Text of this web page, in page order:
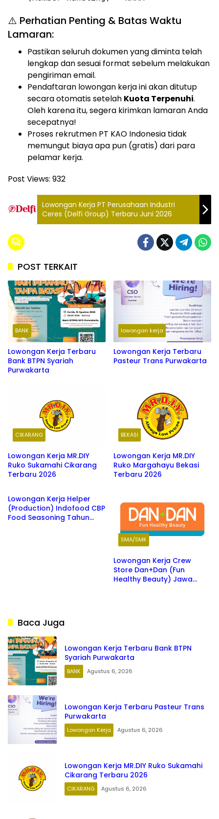
⚠️ Perhatian Penting & Batas Waktu
Lamaran:
Pastikan seluruh dokumen yang diminta telah
lengkap dan sesuai format sebelum melakukan
pengiriman email.
Pendaftaran lowongan kerja ini akan ditutup
secara otomatis setelah Kuota Terpenuhi.
Oleh karena itu, segera kirimkan lamaran Anda
secepatnya!
Proses rekrutmen PT KAO Indonesia tidak
memungut biaya apa pun (gratis) dari para
pelamar kerja.
Post Views: 932
Lowongan Kerja PT Perusahaan Industri
Ceres (Delfi Group) Terbaru Juni 2026
POST TERKAIT
BANK
Lowongan Kerja Terbaru
Bank BTPN Syariah
Purwakarta
lowongan kerja
Lowongan Kerja Terbaru
Pasteur Trans Purwakarta
CIKARANG
Lowongan Kerja MR.DIY
Ruko Sukamahi Cikarang
Terbaru 2026
BEKASI
Lowongan Kerja MR.DIY
Ruko Margahayu Bekasi
Terbaru 2026
SMA/SMK
Lowongan Kerja Helper
(Production) Indofood CBP
Food Seasoning Tahun
SMA/SMK
Lowongan Kerja Crew
Store Dan+Dan (Fun
Healthy Beauty) Jawa
Baca Juga
Lowongan Kerja Terbaru Bank BTPN
Syariah Purwakarta
BANK Agustus 6, 2026
Lowongan Kerja Terbaru Pasteur Trans
Purwakarta
Lowongan Kerja Agustus 6, 2026
Lowongan Kerja MR.DIY Ruko Sukamahi
Cikarang Terbaru 2026
CIKARANG Agustus 6, 2026